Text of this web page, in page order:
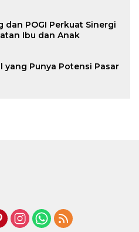
dan POGI Perkuat Sinergi
Ibu dan Anak
yang Punya Potensi Pasar